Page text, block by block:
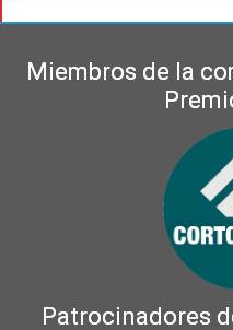
Miembros de la
Patrocinadores